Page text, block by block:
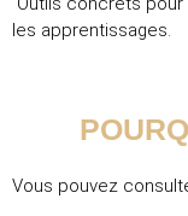
les apprentissages.
Vous pouvez